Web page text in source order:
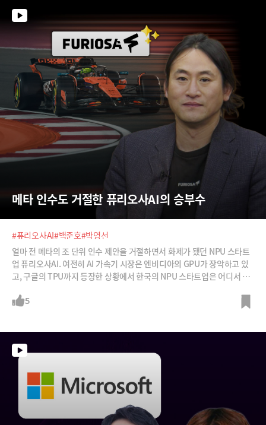
지하고 운전자들에게 어떻게 대처해야 하는지 의사결정까지 해주는 에이
전트를 만든 ‘글렉’, 반도체 공정 등 제조현장에서 발생하는 이상징후를 조
기에 탐지해 불량의 원인을 분석해주는 ‘에이아이비즈’, 위성데이터로 작
물 상태를 실시간으로 진단하고 생산량을 예측해주는 ‘새팜’, AI 모델을 가
전, 자동차 등 에지디바이스에서
메타 인수도 거절한 퓨리오사AI의 승부수
#퓨리오사AI#백준호#박영선
얼마 전 메타의 조 단위 인수 제안을 거절하면서 화제가 됐던 NPU 스타트
업 퓨리오사AI. 여전히 AI 가속기 시장은 엔비디아의 GPU가 장악하고 있
고, 구글의 TPU까지 등장한 상황에서 한국의 NPU 스타트업은 어디서 활
는 하드웨어 기술과, 활용도를 높이는 풀스택 솔루션이라고 합니다. '박영
5